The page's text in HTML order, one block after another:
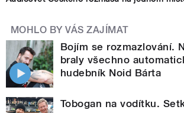
MOHLO BY VÁS ZAJÍMAT
Bojím se rozmazlování.
braly všechno
hudebník Noid Bárta
Tobogan na vodítku.